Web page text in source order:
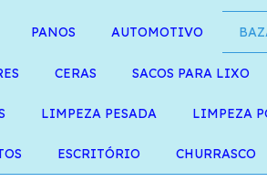
PANOS AUTOMOTIVO
CERAS SACOS PARA LIXO
LIMPEZA PESADA LIMPEZA
ESCRITÓRIO CHURRASCO